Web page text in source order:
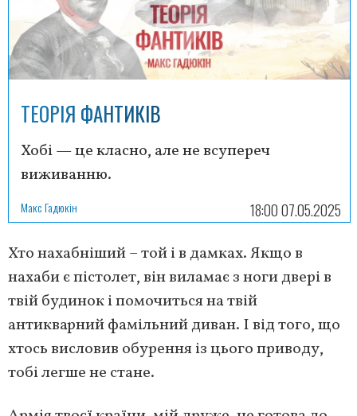
ТЕОРІЯ ФАНТИКІВ
Хобі — це класно, але не всупереч
виживанню.
Макс Гадюкін 18:00 07.05.2025
Хто нахабніший – той і в дамках. Якщо в
нахаби є пістолет, він виламає з ноги двері в
твій будинок і помочиться на твій
антикварний фамільний диван. І від того, що
хтось висловив обурення із цього приводу,
тобі легше не стане.